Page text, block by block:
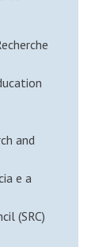
and
e a
(SRC)